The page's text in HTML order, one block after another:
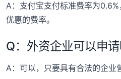
A：支付宝支付标准费率为
优惠的费率。
Q：外资企业可以申请
A：可以，只要具有合法的企业